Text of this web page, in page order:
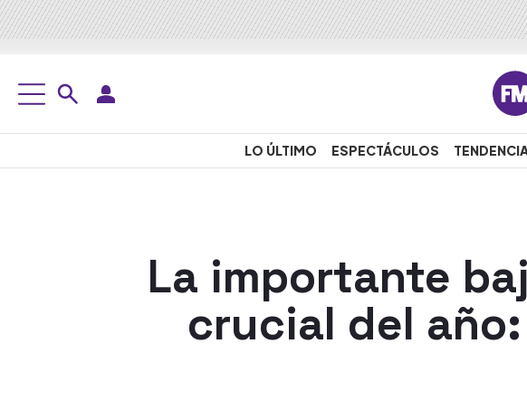
LO ÚLTIMO ESPECTÁCULOS
La importante
crucial del